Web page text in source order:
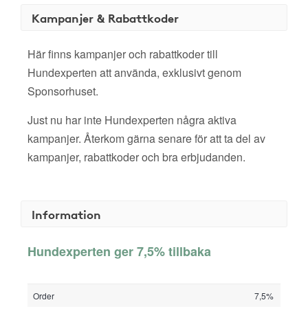
Kampanjer & Rabattkoder
Här finns kampanjer och rabattkoder till
Hundexperten att använda, exklusivt genom
Sponsorhuset.
Just nu har inte Hundexperten några aktiva
kampanjer. Återkom gärna senare för att ta del av
kampanjer, rabattkoder och bra erbjudanden.
Information
Hundexperten ger 7,5% tillbaka
Order 7,5%